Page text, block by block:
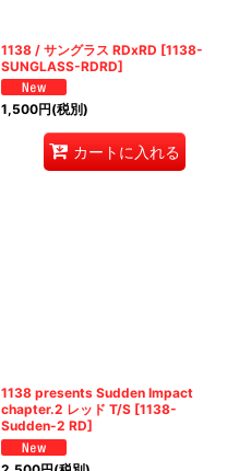
1138 / サングラス RDxRD [1138-
SUNGLASS-RDRD]
1,500円(税別)
カートに入れる
1138 presents Sudden Impact
chapter.2 レッド T/S [1138-
Sudden-2 RD]